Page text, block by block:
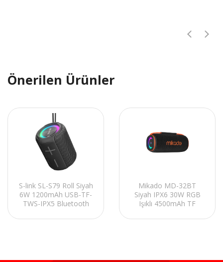
Önerilen Ürünler
S-link SL-S79 Roll Siyah
6W 1200mAh USB-TF-
TWS-IPX5 Bluetooth
Mikado MD-32BT
Siyah IPX6 30W RGB
Işıklı 4500mAh TF
Bluetooth Hoparlör